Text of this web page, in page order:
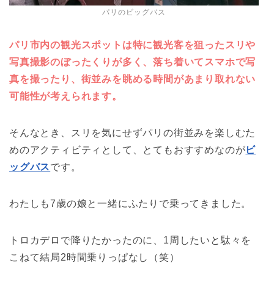
パリのビッグバス
パリ市内の観光スポットは特に観光客を狙ったスリや
写真撮影のぼったくりが多く、落ち着いてスマホで写
真を撮ったり、街並みを眺める時間があまり取れない
可能性が考えられます。
そんなとき、スリを気にせずパリの街並みを楽しむた
めのアクティビティとして、とてもおすすめなのがビ
ッグバスです。
わたしも7歳の娘と一緒にふたりで乗ってきました。
トロカデロで降りたかったのに、1周したいと駄々を
こねて結局2時間乗りっぱなし（笑）